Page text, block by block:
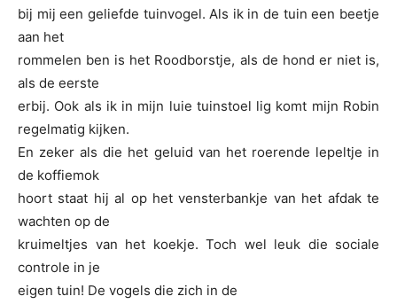
bij mij een geliefde tuinvogel. Als ik in de tuin een beetje
aan het
rommelen ben is het Roodborstje, als de hond er niet is,
als de eerste
erbij. Ook als ik in mijn luie tuinstoel lig komt mijn Robin
regelmatig kijken.
En zeker als die het geluid van het roerende lepeltje in
de koffiemok
hoort staat hij al op het vensterbankje van het afdak te
wachten op de
kruimeltjes van het koekje. Toch wel leuk die sociale
controle in je
eigen tuin! De vogels die zich in de